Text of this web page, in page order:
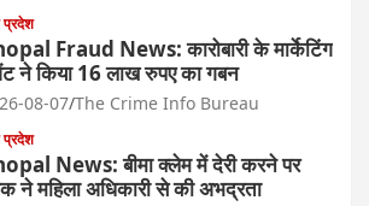
प्रदेश
Fraud News: कारोबारी के मार्केटिंग
ने किया 16 लाख रुपए का गबन
08-07 The Crime Info Bureau
प्रदेश
News: बीमा क्लेम में देरी करने पर
ने महिला अधिकारी से की अभद्रता